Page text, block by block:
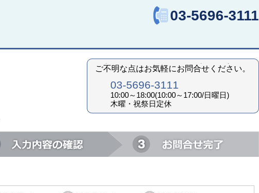
03-5696-3111
ご不明な点はお気軽にお問合せください。
03-5696-3111
10:00～18:00(10:00～17:00/日曜日)
木曜・祝祭日定休